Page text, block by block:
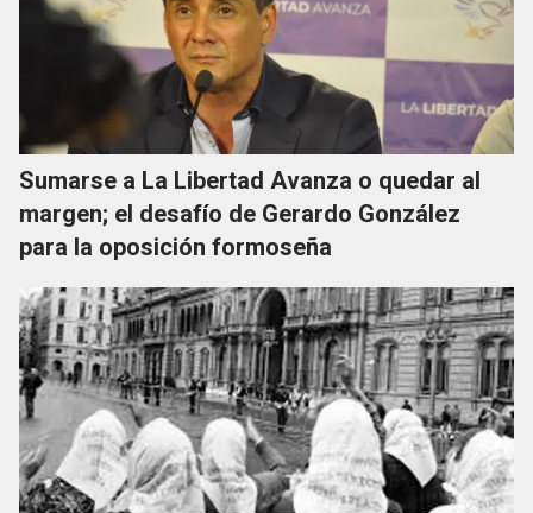
Sumarse a La Libertad Avanza o quedar al
margen; el desafío de Gerardo González
para la oposición formoseña